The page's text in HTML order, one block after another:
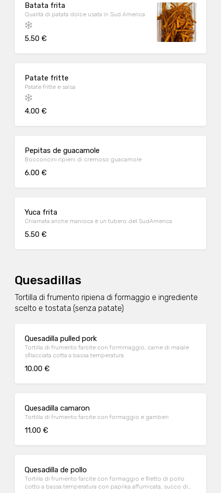
Batata frita
Qualità di patata dolce usata in Sud America
5.50 €
Patate fritte
Patate fritte e salsa
4.00 €
Pepitas de guacamole
Bocconcini ripieni di cremoso guacamole
6.00 €
Yuca frita
Chiamata anche manioca è un tubero del SudAmerica
5.50 €
Quesadillas
Tortilla di frumento ripiena di formaggio e ingrediente
scelto e tostata (senza patate)
Quesadilla pulled pork
Tortilla di frumento farcite con formmaggio, carne di maiale
sfilacciata cotta a bassa temperatura
10.00 €
Quesadilla camaron
Tortilla di frumento farcite con formaggio e gamberi
11.00 €
Quesadilla de pollo
Tortilla di frumento farcite con formaggio e filetto di pollo
cotto a bassa temperatura con paprika affumicata, succo di